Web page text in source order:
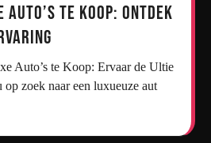
Auto’s te Koop: Ontdek
zoek naar een luxueuze aut